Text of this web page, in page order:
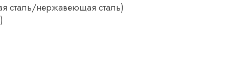
сталь/нержавеющая сталь)